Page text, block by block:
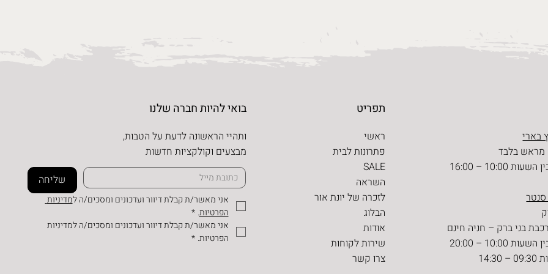
בארי
מראש בלבד
10:00 – 16:00
סנטר
בני ברק – חניה חינם
10:00 – 20:00
תפריט
ראשי
פתרונות לבית
SALE
השראה
לזכרה של יונת אור
הבלוג
אודות
שירות לקוחות
צרו קשר
בואי להיות חברה שלנו
ותהיי הראשונה לדעת על הטבות,
מבצעים וקולקציות חדשות
שליחה
אני מאשר/ת קבלת דיוור ועדכונים ומסכים/ה ל
הפרטיות.
*
הפרטיות. *